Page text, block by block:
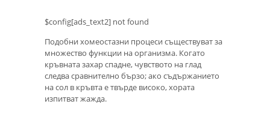
$config[ads_text2] not found
Подобни хомеостазни процеси съществуват за
множество функции на организма. Когато
кръвната захар спадне, чувството на глад
следва сравнително бързо; ако съдържанието
на сол в кръвта е твърде високо, хората
изпитват жажда.